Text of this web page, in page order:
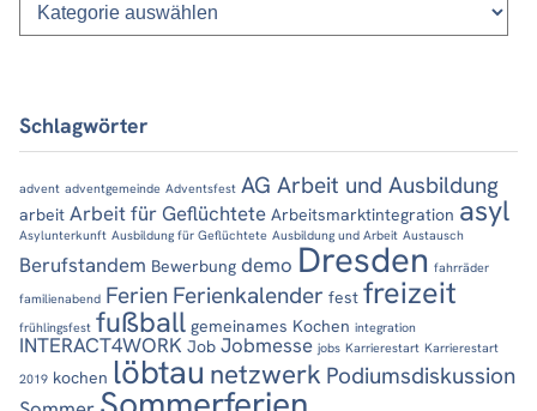
Schlagwörter
advent adventgemeinde Adventsfest AG Arbeit und Ausbildung
arbeit Arbeit für Geflüchtete Arbeitsmarktintegration asyl
Asylunterkunft Ausbildung für Geflüchtete Ausbildung und Arbeit Austausch
Berufstandem Bewerbung demo Dresden fahrräder
familienabend Ferien Ferienkalender fest freizeit
frühlingsfest fußball gemeinames Kochen integration
INTERACT4WORK Job Jobmesse jobs Karrierestart Karrierestart
2019 kochen löbtau netzwerk Podiumsdiskussion